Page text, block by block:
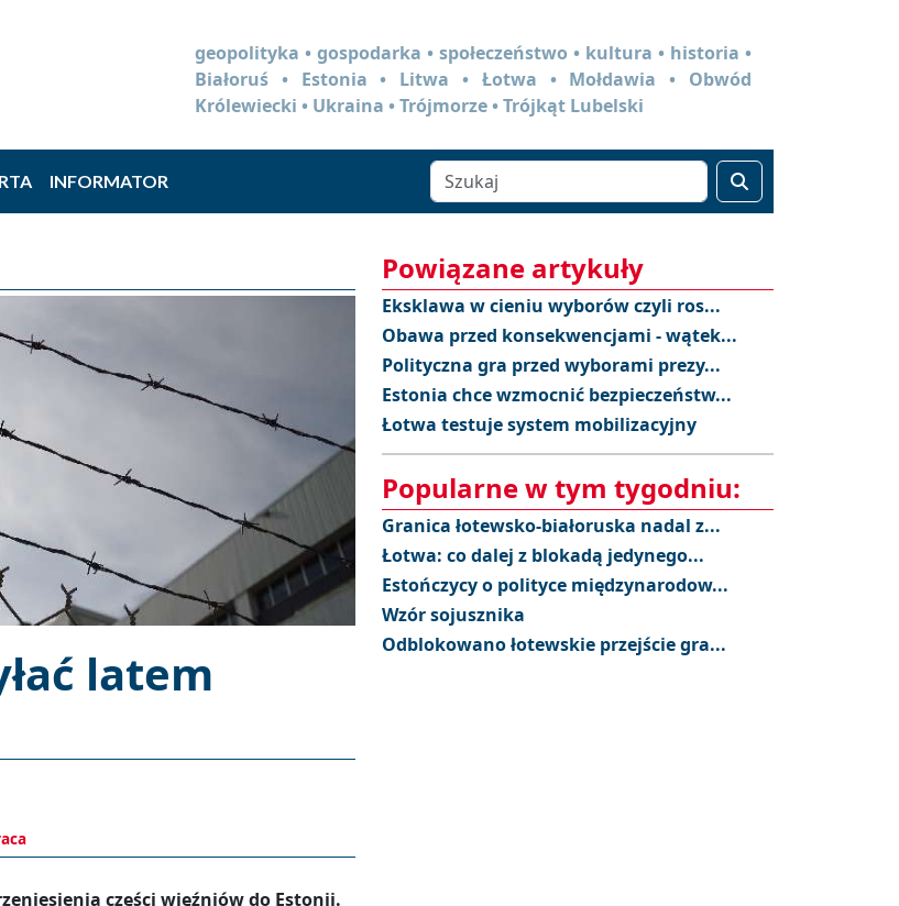
geopolityka • gospodarka • społeczeństwo • kultura • historia •
Białoruś • Estonia • Litwa • Łotwa • Mołdawia • Obwód
Królewiecki • Ukraina • Trójmorze • Trójkąt Lubelski
INFORMATOR
latem
części więźniów do Estonii.
Powiązane artykuły
Eksklawa w cieniu wyborów czyli ros...
Obawa przed konsekwencjami - wątek...
Polityczna gra przed wyborami prezy...
Estonia chce wzmocnić bezpieczeństw...
Łotwa testuje system mobilizacyjny
Popularne w tym tygodniu:
Granica łotewsko-białoruska nadal z...
Łotwa: co dalej z blokadą jedynego...
Estończycy o polityce międzynarodow...
Wzór sojusznika
Odblokowano łotewskie przejście gra...